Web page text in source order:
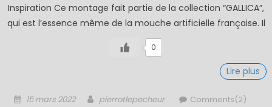
Inspiration Ce montage fait partie de la collection “GALLICA”,
qui est l’essence même de la mouche artificielle française. Il
0
Lire plus
Posted
15 mars 2022 Author
pierrotlepecheur Comments(2)